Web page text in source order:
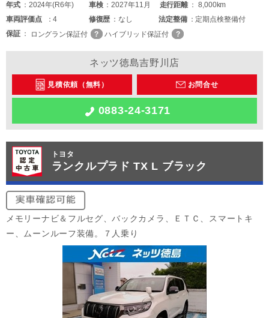
年式 2024年(R6年) 車検 2027年11月 走行距離
8,000km
車両評価点 4 修復歴 なし 法定整備
定期点検整備付
保証
ロングラン保証付 ハイブリッド保証付
ネッツ徳島吉野川店
見積依頼（無料） お問合せ
0883-24-3171
トヨタ
ランクルプラド TX L ブラック
メモリーナビ＆フルセグ、バックカメラ、ＥＴＣ、スマートキ
ー、ムーンルーフ装備。７人乗り